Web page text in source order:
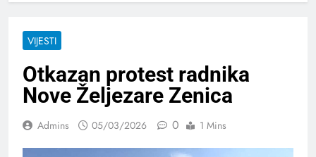
VIJESTI
Otkazan protest radnika
Nove Željezare Zenica
Admins 05/03/2026 0 1 Mins